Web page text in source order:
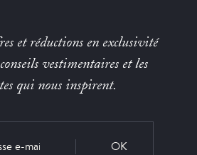
et réductions en exclusivité
vestimentaires et les
qui nous inspirent.
OK